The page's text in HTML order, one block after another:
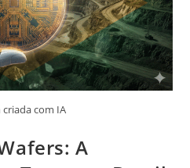
criada com IA
A